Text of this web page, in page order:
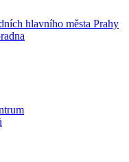
hlavního města Prahy